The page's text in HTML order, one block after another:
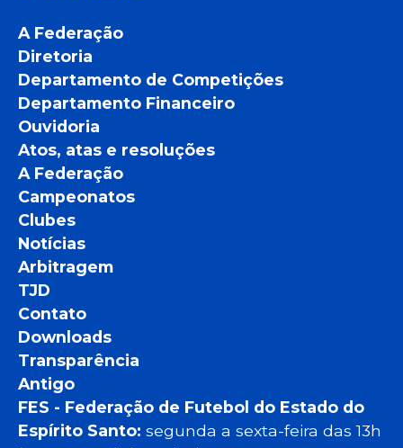
A Federação
Diretoria
Departamento de Competições
Departamento Financeiro
Ouvidoria
Atos, atas e resoluções
A Federação
Campeonatos
Clubes
Notícias
Arbitragem
TJD
Contato
Downloads
Transparência
Antigo
FES - Federação de Futebol do Estado do
Espírito Santo: segunda a sexta-feira das 13h